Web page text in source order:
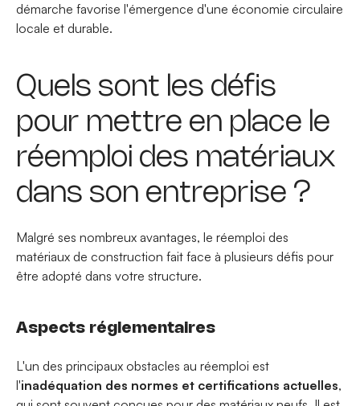
démarche favorise l'émergence d'une économie circulaire
locale et durable.
Quels sont les défis
pour mettre en place le
réemploi des matériaux
dans son entreprise ?
Malgré ses nombreux avantages, le réemploi des
matériaux de construction fait face à plusieurs défis pour
être adopté dans votre structure.
Aspects réglementaires
L'un des principaux obstacles au réemploi est
l'inadéquation des normes et certifications actuelles,